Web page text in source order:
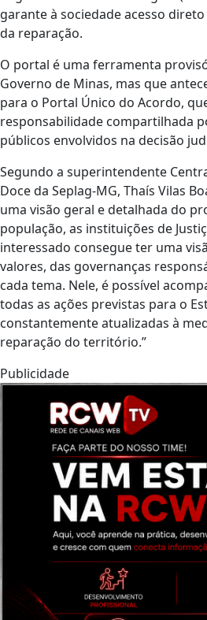
garante à sociedade acesso
da reparação.
O portal é uma ferramenta
Governo de Minas, mas que
para o Portal Único do Acordo,
responsabilidade compartilhada
públicos envolvidos na decisão
Segundo a superintendente
Doce da Seplag-MG, Thaís Vilas
uma visão geral e detalhada do
população, as instituições de
interessado consegue ter uma
valores, das governanças
cada tema. Nele, é possível
todas as ações previstas para o
constantemente atualizadas à
reparação do território.”
Publicidade